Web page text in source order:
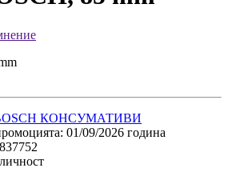
КОНСУМАТИВИ
01/09/2026 година